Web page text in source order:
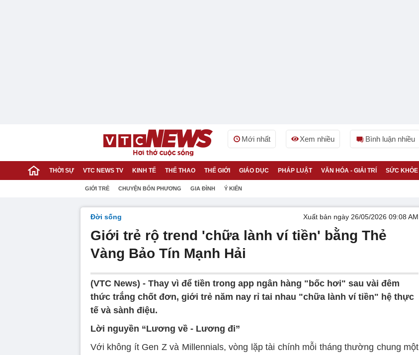
Mới nhất Xem nhiều Bình luận nhiều
THỜI SỰ VTC NEWS TV KINH TẾ THỂ THAO THẾ GIỚI GIÁO DỤC PHÁP LUẬT VĂN HÓA - GIẢI TRÍ SỨC KHỎE
GIỚI TRẺ CHUYỆN BỐN PHƯƠNG GIA ĐÌNH Ý KIẾN
Đời sống Xuất bản ngày 26/05/2026 09:08 AM
Giới trẻ rộ trend 'chữa lành ví tiền' bằng Thẻ
Vàng Bảo Tín Mạnh Hải
(VTC News) - Thay vì để tiền trong app ngân hàng "bốc hơi" sau vài đêm
thức trắng chốt đơn, giới trẻ năm nay rỉ tai nhau "chữa lành ví tiền" hệ thực
tế và sành điệu.
Lời nguyền “Lương về - Lương đi”
Với không ít Gen Z và Millennials, vòng lặp tài chính mỗi tháng thường chung một